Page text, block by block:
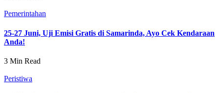
Pemerintahan
25-27 Juni, Uji Emisi Gratis di Samarinda, Ayo Cek Kendaraan
Anda!
3 Min Read
Peristiwa